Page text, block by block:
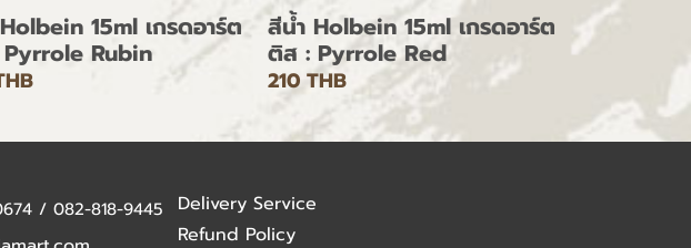
15ml เกรดอาร์ต
Rubin
สีน้ำ Holbein 15ml เกรดอาร์ต
ติส : Pyrrole Red
210 THB
/ 082-818-9445
Delivery Service
Refund Policy